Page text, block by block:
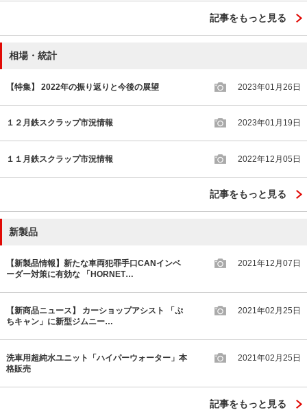
記事をもっと見る
相場・統計
【特集】 2022年の振り返りと今後の展望 2023年01月26日
１２月鉄スクラップ市況情報 2023年01月19日
１１月鉄スクラップ市況情報 2022年12月05日
記事をもっと見る
新製品
【新製品情報】新たな車両犯罪手口CANインベ
ーダー対策に有効な 「HORNET…
2021年12月07日
【新商品ニュース】 カーショップアシスト 「ぷ
ちキャン」に新型ジムニー…
2021年02月25日
洗車用超純水ユニット「ハイパーウォーター」本
格販売
2021年02月25日
記事をもっと見る